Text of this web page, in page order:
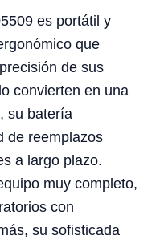
es portátil y
que
de sus
convierten en una
su batería
de reemplazos
a largo plazo.
muy completo,
con
su sofisticada